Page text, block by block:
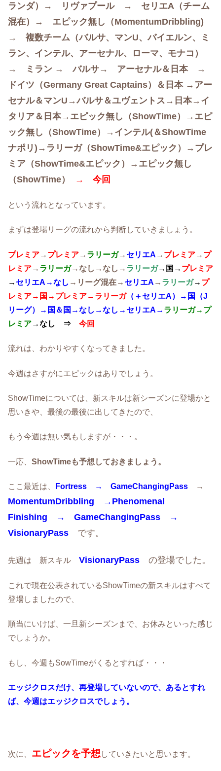
ランダ）→ リヴァプール → セリエA（チーム
混在）→ エピック無し（MomentumDribbling)
→ 複数チーム（バルサ、 マンU、バイエルン、
ミ
ラン、 インテル、 アーセナル、 ローマ、 モナコ ）
→ ミラン → バルサ→ アーセナル＆日本 →
ドイツ（Germany Great Captains）＆日本 →アー
セナル＆マンU→バルサ＆ユヴェントス→日本→イ
タリア＆日本→エピック無し（ShowTime）→エピ
ック無し（ShowTime）→ インテル(＆ShowTime
ナポリ)→ラリーガ（ShowTime&エピック ）→プレ
ミア（ShowTime&エピック）→エピック無し
（ShowTime）
→ 今回
という流れとなっています。
まずは登場リーグの流れから判断していきましょう。
プレミア→ プレミア→ ラリーガ→ セリエA → プレミア→ プ
レミア→ ラリーガ→なし→なし→ ラリーガ→国→ プレミア
→ セリエA→なし →リーグ混在→ セリエA → ラリーガ→ プ
レミア→国→プレミア→ラリーガ（＋セリエA）→国（J
リーグ）→国＆国→なし→なし→セリエA→ ラリーガ→プ
レミア→なし ⇒ 今回
流れは、わかりやすくなってきました。
今週はさすがにエピックはありでしょう。
ShowTimeについては、新スキルは新シーズンに登場かと
思いきや、最後の最後に出してきたので、
もう今週は無い気もしますが・・・。
一応、 ShowTimeも予想しておきましょう。
ここ最近は、 Fortress → GameChangingPass →
MomentumDribbling →Phenomenal
Finishing → GameChangingPass →
VisionaryPass です。
先週は 新スキル VisionaryPass の登場でした。
これで現在公表されているShowTimeの新スキルはすべて
登場しましたので、
順当にいけば、一旦新シーズンまで、お休みといった感じ
でしょうか。
もし、今週もSowTimeがくるとすれば・・・
エッジクロスだけ、再登場していないので、あるとすれ
ば、今週はエッジクロスでしょう。
次に、 エピックを予想 していきたいと思います。